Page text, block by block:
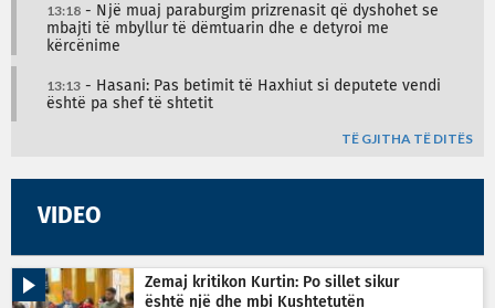
13:18 - Një muaj paraburgim prizrenasit që dyshohet se
mbajti të mbyllur të dëmtuarin dhe e detyroi me
kërcënime
13:13 - Hasani: Pas betimit të Haxhiut si deputete vendi
është pa shef të shtetit
TË GJITHA TË DITËS
VIDEO
Zemaj kritikon Kurtin: Po sillet sikur
është një dhe mbi Kushtetutën